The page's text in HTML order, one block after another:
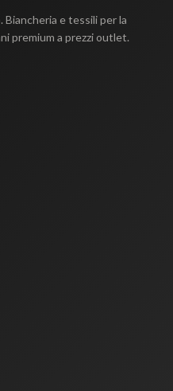
Biancheria e tessili per la
premium a prezzi outlet.